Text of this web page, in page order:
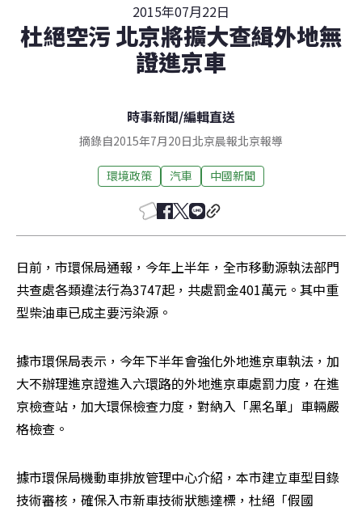
2015年07月22日
杜絕空污 北京將擴大查緝外地無
證進京車
時事新聞/編輯直送
摘錄自2015年7月20日北京晨報北京報導
環境政策 汽車 中國新聞
日前，市環保局通報，今年上半年，全市移動源執法部門
共查處各類違法行為3747起，共處罰金401萬元。其中重
型柴油車已成主要污染源。
據市環保局表示，今年下半年會強化外地進京車執法，加
大不辦理進京證進入六環路的外地進京車處罰力度，在進
京檢查站，加大環保檢查力度，對納入「黑名單」車輛嚴
格檢查。
據市環保局機動車排放管理中心介紹，本市建立車型目錄
技術審核，確保入市新車技術狀態達標，杜絕「假國